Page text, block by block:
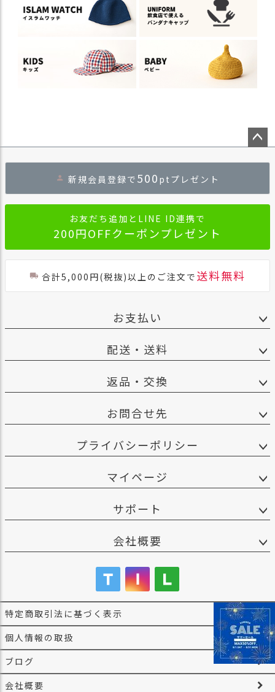
ジト
へ
新規会員登録で 500 ptプレゼント
お友だち追加とLINE ID連携で
200円OFFクーポンプレゼント
合計5,000円(税抜)以上のご注文で 送料無料
お支払い
配送・送料
返品・交換
お問合せ先
プライバシーポリシー
マイページ
サポート
会社概要
特定商取引法に基づく表示
個人情報の取扱
ブログ
会社概要